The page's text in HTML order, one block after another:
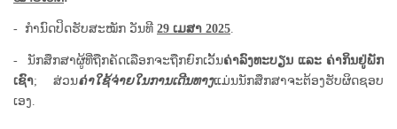
- ກໍານົດປິດຮັບສະໝັກ ວັນທີ 29 ເມສາ 2025.
- ນັກສຶກສາຜູ້ທີ່ຖືກຄັດເລືອກຈະຖືກຍົກເວັ້ນຄ່າລົງທະບຽນ ແລະ ຄ່າກິນຢູ່ພັກ
ເຊົາ; ສ່ວນຄ່າໃຊ້ຈ່າຍໃນການເດີນທາງແມ່ນນັກສຶກສາຈະຕ້ອງຮັບຜິດຊອບ
ເອງ.